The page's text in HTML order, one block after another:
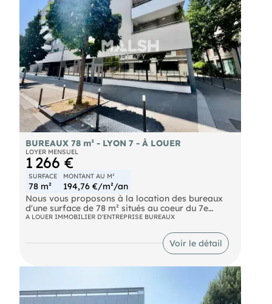
BUREAUX 78 m² - LYON 7 - À LOUER
LOYER MENSUEL
1 266 €
SURFACE
78 m²
MONTANT AU M²
194,76 €/m²/an
Nous vous proposons à la location des bureaux
d'une surface de 78 m² situés au coeur du 7e
arrondissement de Lyon. Le secteur se caractérise
optimale par les transports en commun. La
proximité immédiate de lignes de métro, du
tramway et de nombreuses lignes de bus permet
de connecter très facilement l'ensemble des pôles
économiques de la métropole lyonnaise, tout en
facilitant l'accès quotidien de vos collaborateurs
et de vos visiteurs. Cet environnement urbain
A LOUER IMMOBILIER D'ENTREPRISE BUREAUX
Voir le détail